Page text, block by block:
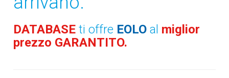
DATABASEti offre EOLO al miglior
prezzo GARANTITO.